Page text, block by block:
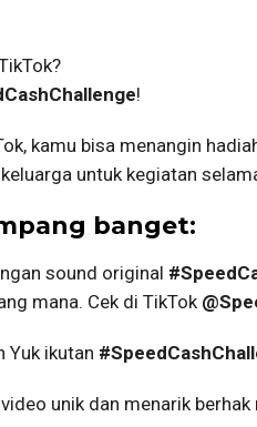
!
kamu bisa menangin
untuk kegiatan
banget:
sound original
mana. Cek di TikTok
Yuk ikutan
unik dan menarik berhak